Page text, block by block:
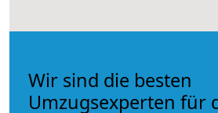
Wir sind die besten
Umzugsexperten für